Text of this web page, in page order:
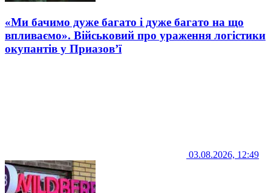
«Ми бачимо дуже багато і дуже багато на що
впливаємо». Військовий про ураження логістики
окупантів у Приазов’ї
03.08.2026, 12:49